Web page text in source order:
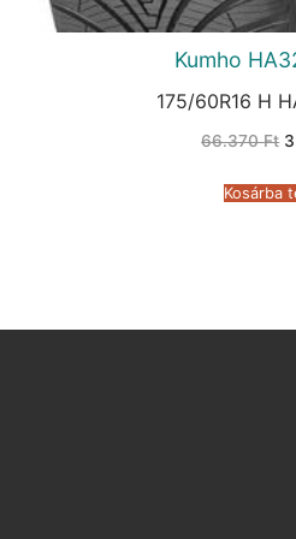
Kumho
175/60R16 H
66.370Ft
Kosárba